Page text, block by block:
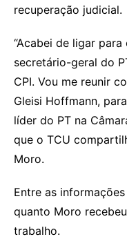
recuperação judicial.
“Acabei de ligar
secretário-geral do
CPI. Vou me reunir
Gleisi Hoffmann,
líder do PT na
que o TCU
Moro.
Entre as
quanto Moro
trabalho.